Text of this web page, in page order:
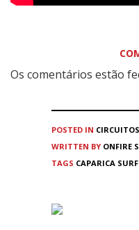
Os comentários estão
POSTED IN CIRCUITOS
WRITTEN BY ONFIRE
TAGS CAPARICA